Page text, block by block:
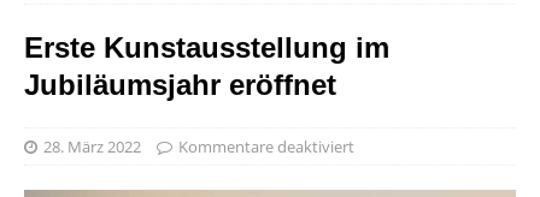
Erste Kunstausstellung im
Jubiläumsjahr eröffnet
28. März 2022 Kommentare deaktiviert